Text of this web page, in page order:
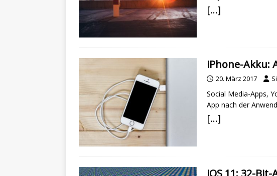
[…]
iPhone-Akku:
20. März 2017
Social Media-Apps,
App nach der
[…]
iOS 11: 32-